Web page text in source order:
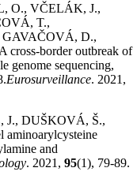
O., VČELÁK, J.,
T.,
D.,
border outbreak of
genome sequencing,
Eurosurveillance. 2021,
DUŠKOVÁ, Š.,
and
. 2021, 95(1), 79-89.